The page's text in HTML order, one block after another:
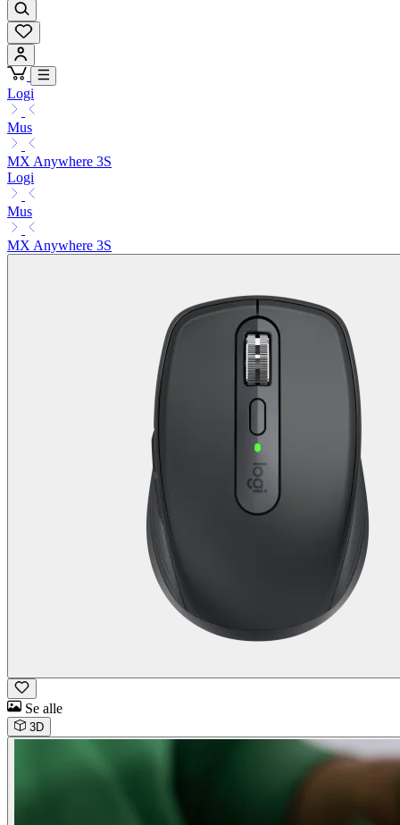
Logi
Mus
MX Anywhere 3S
Logi
Mus
MX Anywhere 3S
Se alle
3D